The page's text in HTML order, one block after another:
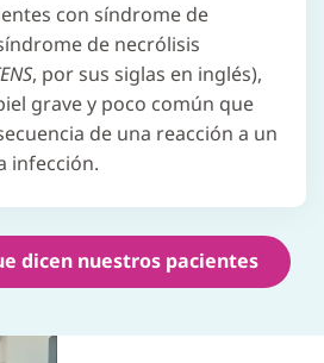
con síndrome de
de necrólisis
, por sus siglas en inglés),
grave y poco común que
de una reacción a un
infección.
dicen nuestros pacientes